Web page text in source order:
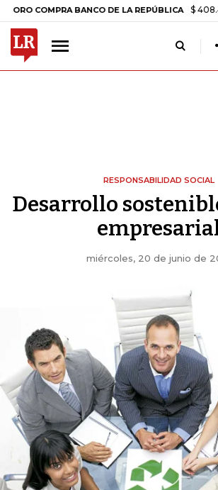
COMPRA BANCO DE LA REPÚBLICA $ 408.498,97
RESPONSABILIDAD SOCIAL
Desarrollo
miércoles, 20 de junio de